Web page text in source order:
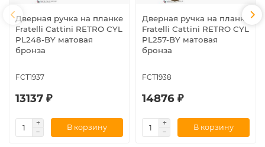
Дверная ручка на планке
Fratelli Cattini RETRO CYL
PL248-BY матовая
бронза
FCT1937
13137 ₽
В корзину
Дверная ручка на планке
Fratelli Cattini RETRO CYL
PL257-BY матовая
бронза
FCT1938
14876 ₽
В корзину